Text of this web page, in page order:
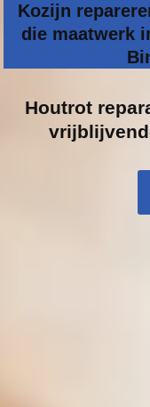
Kozijn
die maatwerk
Houtrot